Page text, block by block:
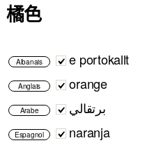
橘色
Albanais e portokallt
Anglais orange
Arabe برتقالي
Espagnol naranja